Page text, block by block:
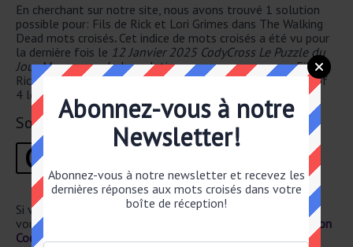
En cherchant sur notre site, nous avons trouvé 1 solution
possible pour: Fils de Rick et Lori Grimes dans The Walking
Dead mots croisés. Cet indice de mots croisés a été vu pour
la dernière fois le 12 Janvier 2025 CodyCross Le Puzzle du
Jour Moyen puzzle. La solution que nous avons pour Fils de
Rick et Lori Grimes dans The Walking Dead a un total de of
4 lettres.
Solution
C 3 4
L
Si vous avez déjà résolu cet indice de mots croisés et que
vous recherchez le poste principal, rendez-vous sur
Solution
CodyCross Le Puzzle du Jour Moyen 12 Janvier 2025
Abonnez-vous à notre
Newsletter!
Abonnez-vous à notre newsletter et recevez les
dernières réponses aux mots croisés dans votre
boîte de réception!